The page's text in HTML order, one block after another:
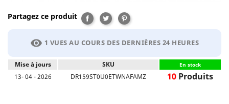
Partagez ce produit Partager
TweetPinterest
visibility 1 VUES AU COURS DES DERNIÈRES 24 HEURES
Mise à jours SKU En stock
13- 04 - 2026 DR159ST0U0ETWNAFAMZ 10 Produits